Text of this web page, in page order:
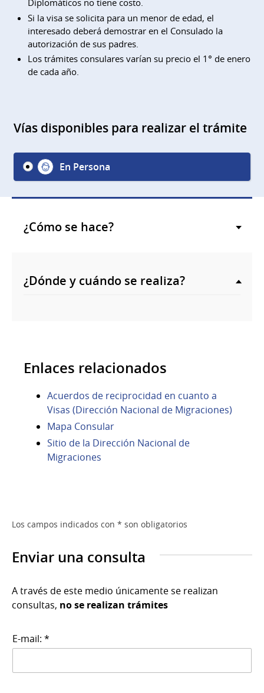
Si la visa se solicita para un menor de edad, el
interesado deberá demostrar en el Consulado la
autorización de sus padres.
Los trámites consulares varían su precio el 1° de enero
de cada año.
Vías disponibles para realizar el trámite
En Persona
¿Cómo se hace?
¿Dónde y cuándo se realiza?
Enlaces relacionados
Acuerdos de reciprocidad en cuanto a
Visas (Dirección Nacional de Migraciones)
Mapa Consular
Sitio de la Dirección Nacional de
Migraciones
Los campos indicados con * son obligatorios
Enviar una consulta
A través de este medio únicamente se realizan
consultas, no se realizan trámites
E-mail: *